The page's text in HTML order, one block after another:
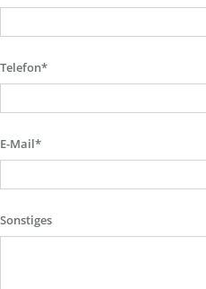
Telefon*
E-Mail*
Sonstiges